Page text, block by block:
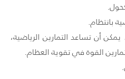
بانتظام.
أن تساعد التمارين الرياضية،
القوة في تقوية العظام.